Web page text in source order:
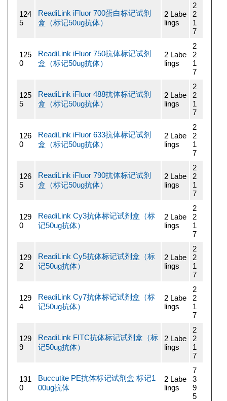
124
5
ReadiLink iFluor 700蛋白标记试剂
盒（标记50ug抗体）
2 Labe
lings
2
2
1
7
125
0
ReadiLink iFluor 750抗体标记试剂
盒（标记50ug抗体）
2 Labe
lings
2
2
1
7
125
5
ReadiLink iFluor 488抗体标记试剂
盒（标记50ug抗体）
2 Labe
lings
2
2
1
7
126
0
ReadiLink iFluor 633抗体标记试剂
盒（标记50ug抗体）
2 Labe
lings
2
2
1
7
126
5
ReadiLink iFluor 790抗体标记试剂
盒（标记50ug抗体）
2 Labe
lings
2
2
1
7
129
0
ReadiLink Cy3抗体标记试剂盒（标
记50ug抗体）
2 Labe
lings
2
2
1
7
129
2
ReadiLink Cy5抗体标记试剂盒（标
记50ug抗体）
2 Labe
lings
2
2
1
7
129
4
ReadiLink Cy7抗体标记试剂盒（标
记50ug抗体）
2 Labe
lings
2
2
1
7
129
9
ReadiLink FITC抗体标记试剂盒（标
记50ug抗体）
2 Labe
lings
2
2
1
7
131
0
Buccutite PE抗体标记试剂盒 标记1
00ug抗体
2 Labe
lings
7
3
9
5